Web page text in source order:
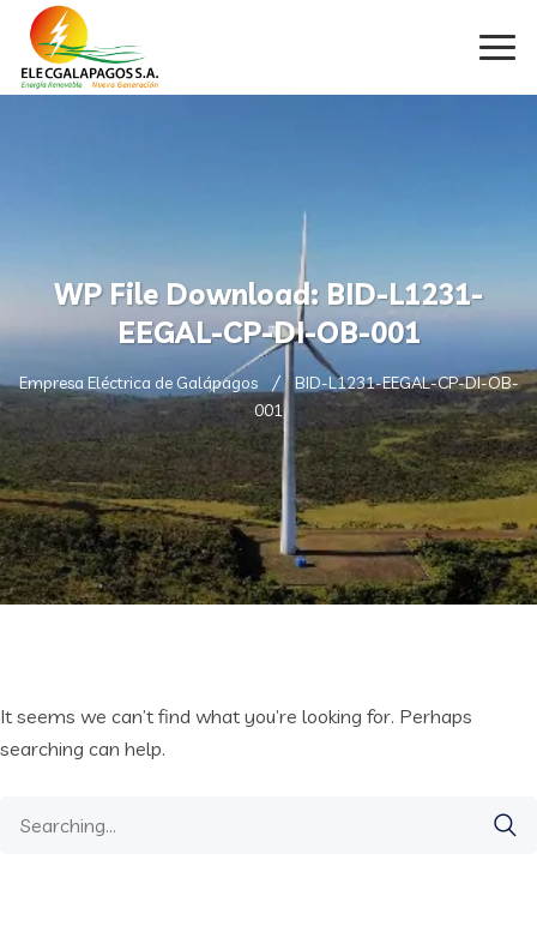
WP File Download: BID-L1231-
EEGAL-CP-DI-OB-001
Empresa Eléctrica de Galápagos
BID-L1231-EEGAL-CP-DI-OB-
001
It seems we can’t find what you’re looking for. Perhaps
searching can help.